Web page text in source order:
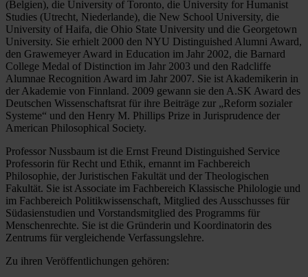
(Belgien), die University of Toronto, die University for Humanist
Studies (Utrecht, Niederlande), die New School University, die
University of Haifa, die Ohio State University und die Georgetown
University. Sie erhielt 2000 den NYU Distinguished Alumni Award,
den Grawemeyer Award in Education im Jahr 2002, die Barnard
College Medal of Distinction im Jahr 2003 und den Radcliffe
Alumnae Recognition Award im Jahr 2007. Sie ist Akademikerin in
der Akademie von Finnland. 2009 gewann sie den A.SK Award des
Deutschen Wissenschaftsrat für ihre Beiträge zur „Reform sozialer
Systeme“ und den Henry M. Phillips Prize in Jurisprudence der
American Philosophical Society.
Professor Nussbaum ist die Ernst Freund Distinguished Service
Professorin für Recht und Ethik, ernannt im Fachbereich
Philosophie, der Juristischen Fakultät und der Theologischen
Fakultät. Sie ist Associate im Fachbereich Klassische Philologie und
im Fachbereich Politikwissenschaft, Mitglied des Ausschusses für
Südasienstudien und Vorstandsmitglied des Programms für
Menschenrechte. Sie ist die Gründerin und Koordinatorin des
Zentrums für vergleichende Verfassungslehre.
Zu ihren Veröffentlichungen gehören: